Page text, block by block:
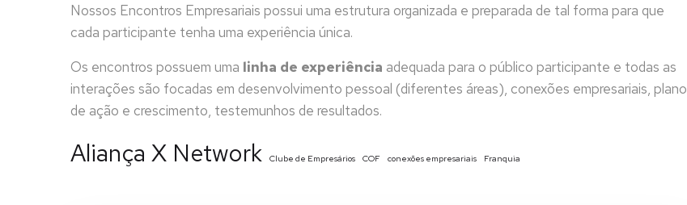
Nossos Encontros Empresariais possui uma estrutura organizada e preparada de tal forma para que
cada participante tenha uma experiência única.
Os encontros possuem uma linha de experiência adequada para o público participante e todas as
interações são focadas em desenvolvimento pessoal (diferentes áreas), conexões empresariais, plano
de ação e crescimento, testemunhos de resultados.
Aliança X Network Clube de Empresários COF conexões empresariais Franquia